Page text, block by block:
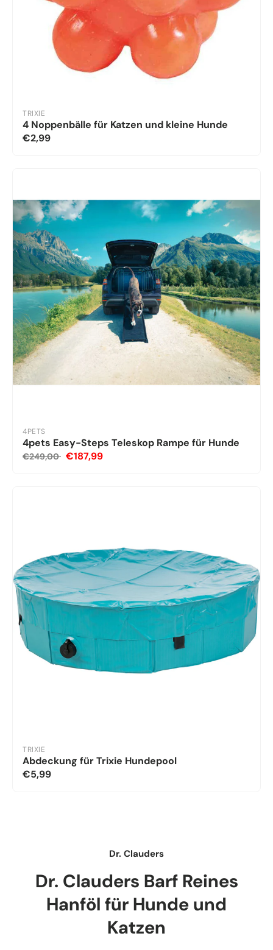
TRIXIE
4 Noppenbälle für Katzen und kleine Hunde
€2,99
4PETS
4pets Easy-Steps Teleskop Rampe für Hunde
€249,00 €187,99
TRIXIE
Abdeckung für Trixie Hundepool
€5,99
Dr. Clauders
Dr. Clauders Barf Reines
Hanföl für Hunde und
Katzen